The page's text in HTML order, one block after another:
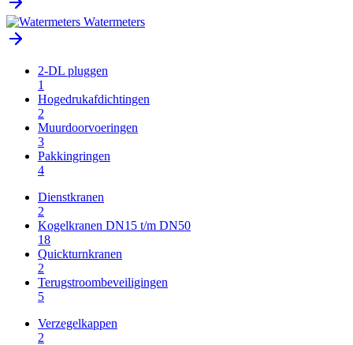
Watermeters
2-DL pluggen
1
Hogedrukafdichtingen
2
Muurdoorvoeringen
3
Pakkingringen
4
Dienstkranen
2
Kogelkranen DN15 t/m DN50
18
Quickturnkranen
2
Terugstroombeveiligingen
5
Verzegelkappen
2